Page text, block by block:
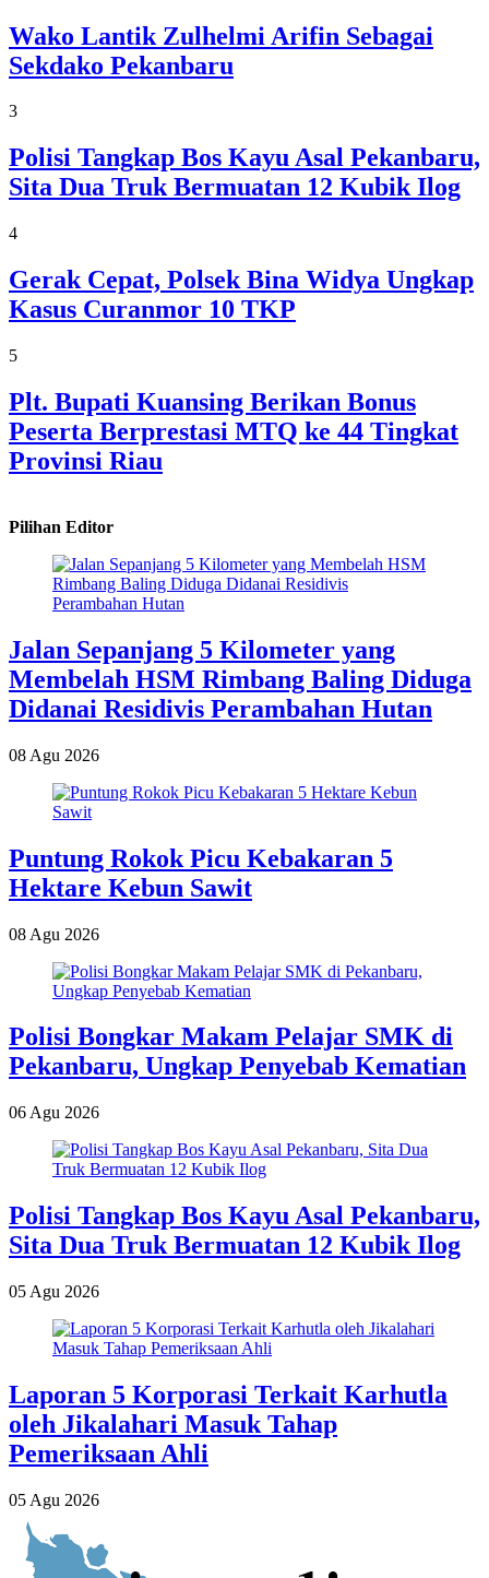
Wako Lantik Zulhelmi Arifin Sebagai
Sekdako Pekanbaru
3
Polisi Tangkap Bos Kayu Asal Pekanbaru,
Sita Dua Truk Bermuatan 12 Kubik Ilog
4
Gerak Cepat, Polsek Bina Widya Ungkap
Kasus Curanmor 10 TKP
5
Plt. Bupati Kuansing Berikan Bonus
Peserta Berprestasi MTQ ke 44 Tingkat
Provinsi Riau
Pilihan Editor
Jalan Sepanjang 5 Kilometer yang
Membelah HSM Rimbang Baling Diduga
Didanai Residivis Perambahan Hutan
08 Agu 2026
Puntung Rokok Picu Kebakaran 5
Hektare Kebun Sawit
08 Agu 2026
Polisi Bongkar Makam Pelajar SMK di
Pekanbaru, Ungkap Penyebab Kematian
06 Agu 2026
Polisi Tangkap Bos Kayu Asal Pekanbaru,
Sita Dua Truk Bermuatan 12 Kubik Ilog
05 Agu 2026
Laporan 5 Korporasi Terkait Karhutla
oleh Jikalahari Masuk Tahap
Pemeriksaan Ahli
05 Agu 2026